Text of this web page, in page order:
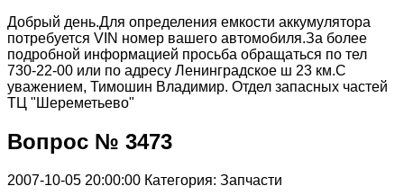
Добрый день.Для определения емкости аккумулятора
потребуется VIN номер вашего автомобиля.За более
подробной информацией просьба обращаться по тел
730-22-00 или по адресу Ленинградское ш 23 км.С
уважением, Тимошин Владимир. Отдел запасных частей
ТЦ "Шереметьево"
Вопрос № 3473
2007-10-05 20:00:00 Категория: Запчасти